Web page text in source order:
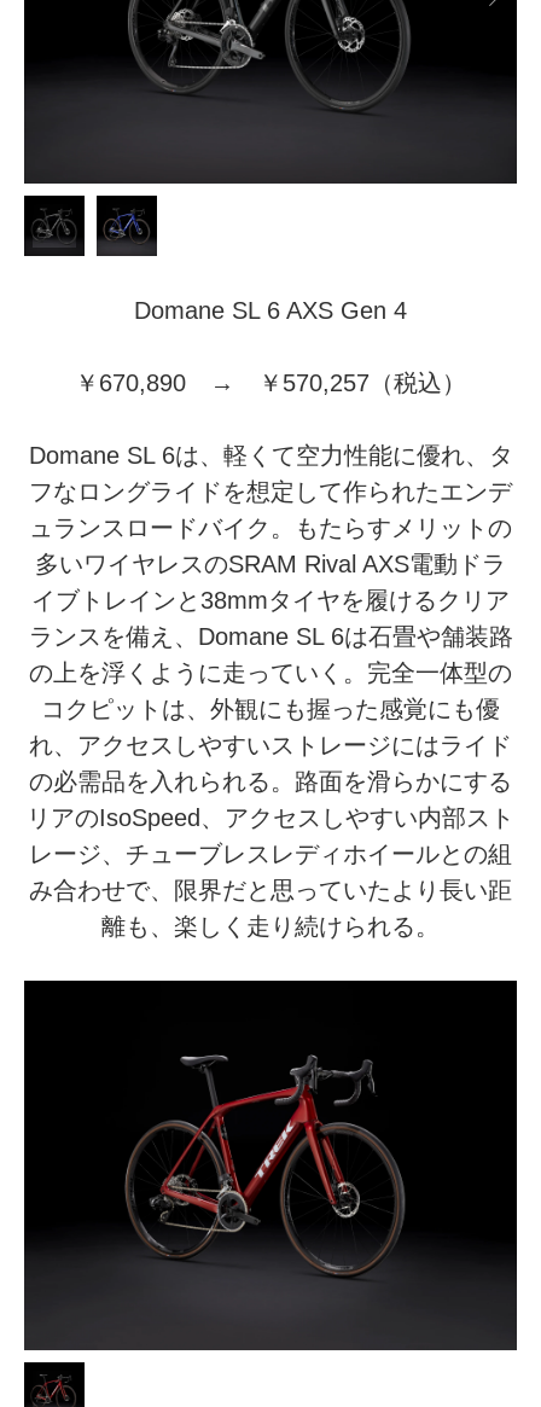
Domane SL 6 AXS Gen 4
￥670,890 → ￥570,257（税込）
Domane SL 6は、軽くて空力性能に優れ、タ
フなロングライドを想定して作られたエンデ
ュランスロードバイク。もたらすメリットの
多いワイヤレスのSRAM Rival AXS電動ドラ
イブトレインと38mmタイヤを履けるクリア
ランスを備え、Domane SL 6は石畳や舗装路
の上を浮くように走っていく。完全一体型の
コクピットは、外観にも握った感覚にも優
れ、アクセスしやすいストレージにはライド
の必需品を入れられる。路面を滑らかにする
リアのIsoSpeed、アクセスしやすい内部スト
レージ、チューブレスレディホイールとの組
み合わせで、限界だと思っていたより長い距
離も、楽しく走り続けられる。